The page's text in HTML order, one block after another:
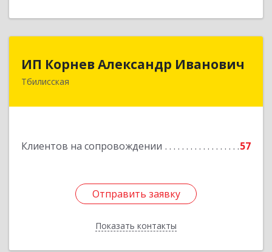
ИП Корнев Александр Иванович
Тбилисская
Клиентов на сопровождении 57
Отправить заявку
Показать контакты
352360, Краснодарский край, Тбилисский р-н,
Отправить заявку
Назад